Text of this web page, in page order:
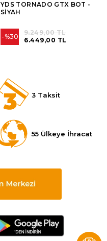
YDS TORNADO GTX BOT -
SİYAH
%30 6.449,00 TL
9.249,00 TL
3 Taksit
55 Ülkeye İhracat